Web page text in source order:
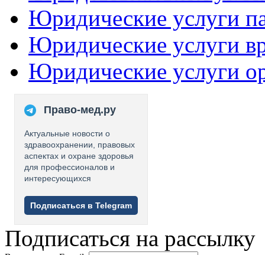
Юридические услуги
Юридические услуги
Юридические услуги
Право-мед.ру
Актуальные новости о
здравоохранении, правовых
аспектах и охране здоровья
для профессионалов и
интересующихся
Подписаться в Telegram
Подписаться на рассылку